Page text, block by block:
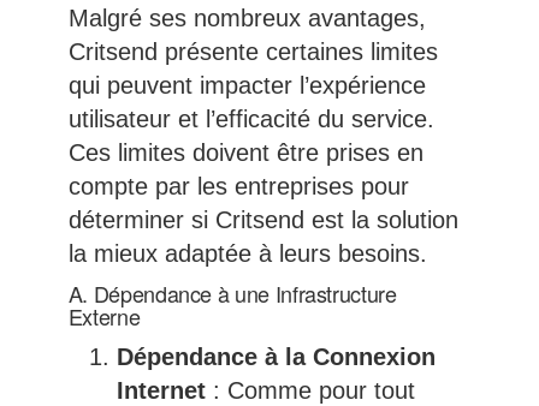
Malgré ses nombreux avantages,
Critsend présente certaines limites
qui peuvent impacter l’expérience
utilisateur et l’efficacité du service.
Ces limites doivent être prises en
compte par les entreprises pour
déterminer si Critsend est la solution
la mieux adaptée à leurs besoins.
A. Dépendance à une Infrastructure
Externe
Dépendance à la Connexion
Internet: Comme pour tout